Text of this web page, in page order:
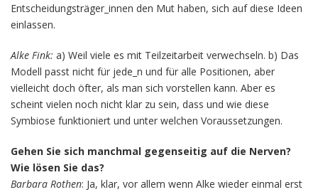
Entscheidungsträger_innen den Mut haben, sich auf diese Ideen
einlassen.
Alke Fink: a) Weil viele es mit Teilzeitarbeit verwechseln. b) Das
Modell passt nicht für jede_n und für alle Positionen, aber
vielleicht doch öfter, als man sich vorstellen kann. Aber es
scheint vielen noch nicht klar zu sein, dass und wie diese
Symbiose funktioniert und unter welchen Voraussetzungen.
Gehen Sie sich manchmal gegenseitig auf die Nerven?
Wie lösen Sie das?
Barbara Rothen: Ja, klar, vor allem wenn Alke wieder einmal erst